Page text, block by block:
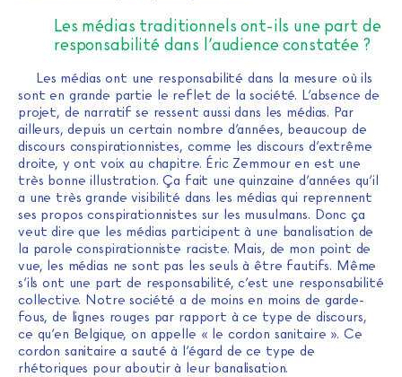
Les médias traditionnels ont-ils une part de
responsabilité dans l’audience constatée ?
Les médias ont une responsabilité dans la mesure où ils
sont en grande partie le reflet de la société. L’absence de
projet, de narratif se ressent aussi dans les médias. Par
ailleurs, depuis un certain nombre d’années, beaucoup de
discours conspirationnistes, comme les discours d’extrême
droite, y ont voix au chapitre. Éric Zemmour en est une
très bonne illustration. Ça fait une quinzaine d’années qu’il
a une très grande visibilité dans les médias qui reprennent
ses propos conspirationnistes sur les musulmans. Donc ça
veut dire que les médias participent à une banalisation de
la parole conspirationniste raciste. Mais, de mon point de
vue, les médias ne sont pas les seuls à être fautifs. Même
s’ils ont une part de responsabilité, c’est une responsabilité
collective. Notre société a de moins en moins de garde-
fous, de lignes rouges par rapport à ce type de discours,
ce qu’en Belgique, on appelle « le cordon sanitaire ». Ce
cordon sanitaire a sauté à l’égard de ce type de
rhétoriques pour aboutir à leur banalisation.